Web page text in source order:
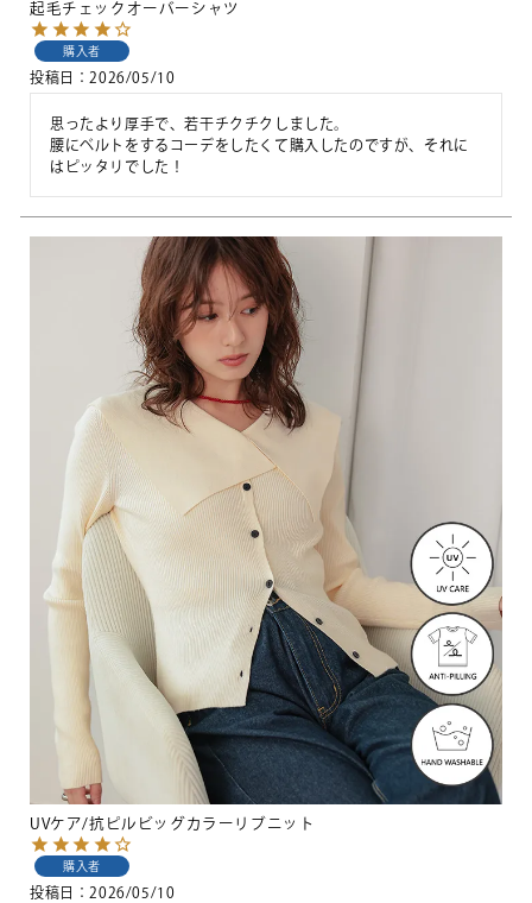
起毛チェックオーバーシャツ
購入者
投稿日 2026/05/10
思ったより厚手で、若干チクチクしました。
腰にベルトをするコーデをしたくて購入したのですが、それに
はピッタリでした！
UVケア/抗ピルビッグカラーリブニット
購入者
投稿日 2026/05/10